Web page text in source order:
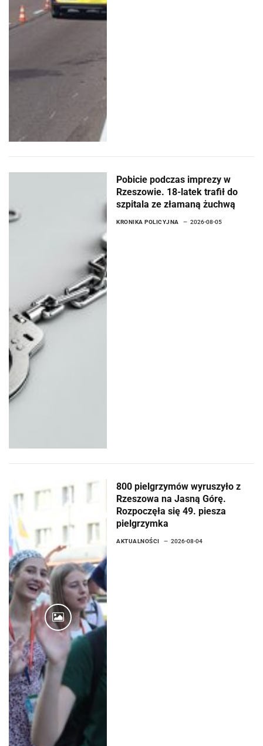
Pobicie podczas imprezy w
Rzeszowie. 18-latek trafił do
szpitala ze złamaną żuchwą
KRONIKA POLICYJNA 2026-08-05
800 pielgrzymów wyruszyło z
Rzeszowa na Jasną Górę.
Rozpoczęła się 49. piesza
pielgrzymka
AKTUALNOŚCI 2026-08-04